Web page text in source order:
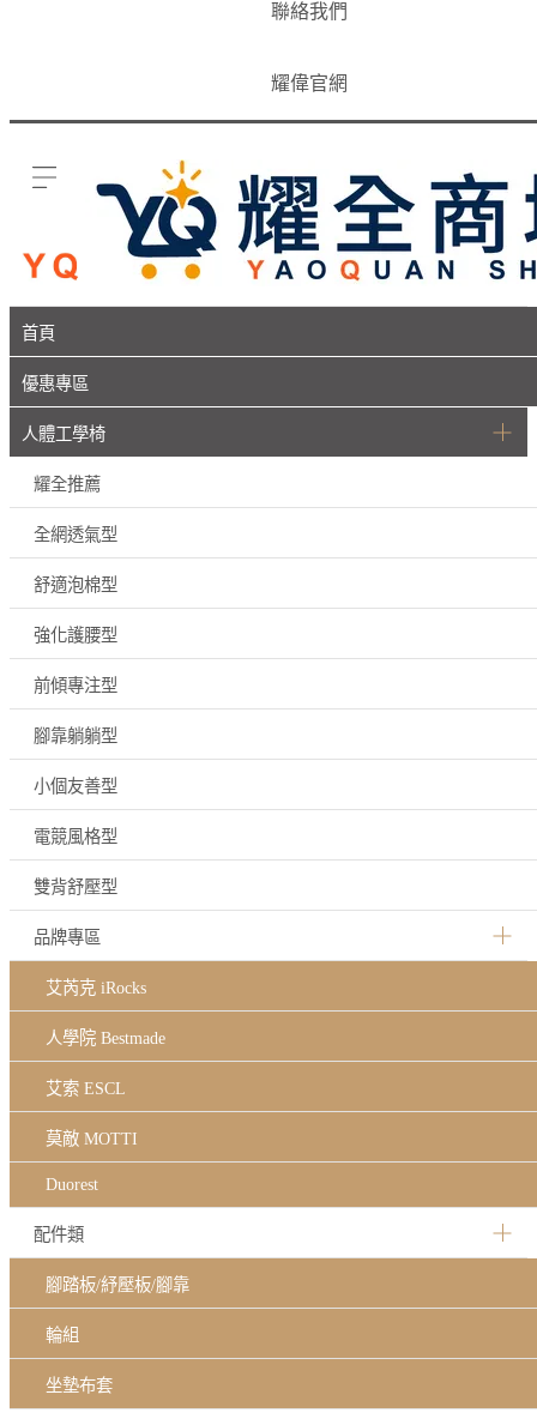
聯絡我們
耀偉官網
首頁
優惠專區
人體工學椅
耀全推薦
全網透氣型
舒適泡棉型
強化護腰型
前傾專注型
腳靠躺躺型
小個友善型
電競風格型
雙背舒壓型
品牌專區
艾芮克 iRocks
人學院 Bestmade
艾索 ESCL
莫敵 MOTTI
Duorest
配件類
腳踏板/紓壓板/腳靠
輪組
坐墊布套